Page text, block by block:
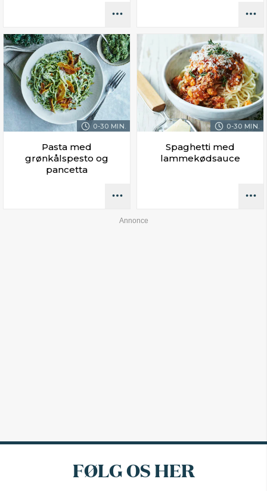
0-30 MIN.
Pasta med
grønkålspesto og
pancetta
0-30 MIN.
Spaghetti med
lammekødsauce
FØLG OS HER